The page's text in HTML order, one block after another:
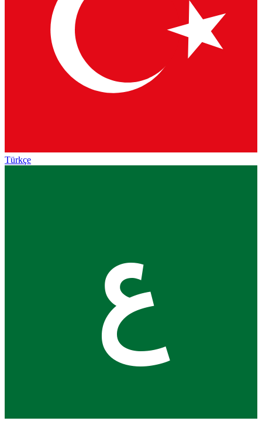
Türkçe
ع